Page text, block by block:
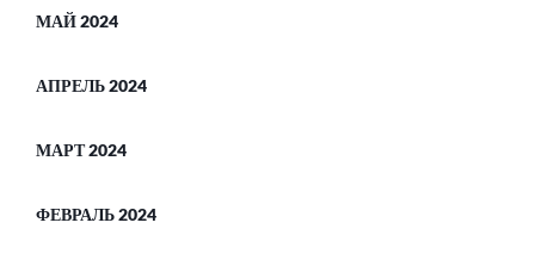
МАЙ 2024
АПРЕЛЬ 2024
МАРТ 2024
ФЕВРАЛЬ 2024